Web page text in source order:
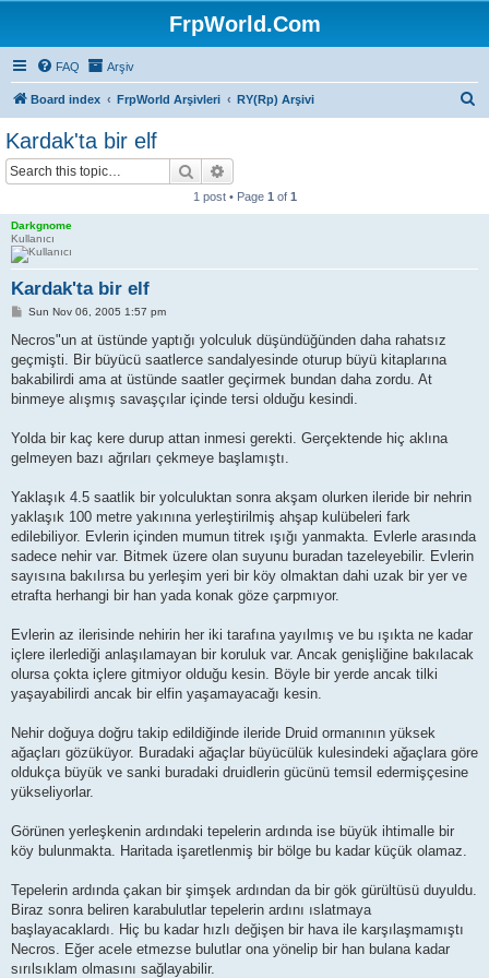
FrpWorld.Com
FAQ Arşiv
Board index FrpWorld Arşivleri RY(Rp) Arşivi
Kardak'ta bir elf
Search
1 post • Page 1 of 1
Darkgnome
Kullanıcı
Kardak'ta bir elf
P
s
Sun Nov 06, 2005 1:57 pm
Necros"un at üstünde yaptığı yolculuk düşündüğünden daha rahatsız
geçmişti. Bir büyücü saatlerce sandalyesinde oturup büyü kitaplarına
bakabilirdi ama at üstünde saatler geçirmek bundan daha zordu. At
binmeye alışmış savaşçılar içinde tersi olduğu kesindi.
Yolda bir kaç kere durup attan inmesi gerekti. Gerçektende hiç aklına
gelmeyen bazı ağrıları çekmeye başlamıştı.
Yaklaşık 4.5 saatlik bir yolculuktan sonra akşam olurken ileride bir nehrin
yaklaşık 100 metre yakınına yerleştirilmiş ahşap kulübeleri fark
edilebiliyor. Evlerin içinden mumun titrek ışığı yanmakta. Evlerle arasında
sadece nehir var. Bitmek üzere olan suyunu buradan tazeleyebilir. Evlerin
sayısına bakılırsa bu yerleşim yeri bir köy olmaktan dahi uzak bir yer ve
etrafta herhangi bir han yada konak göze çarpmıyor.
Evlerin az ilerisinde nehirin her iki tarafına yayılmış ve bu ışıkta ne kadar
içlere ilerlediği anlaşılamayan bir koruluk var. Ancak genişliğine bakılacak
olursa çokta içlere gitmiyor olduğu kesin. Böyle bir yerde ancak tilki
yaşayabilirdi ancak bir elfin yaşamayacağı kesin.
Nehir doğuya doğru takip edildiğinde ileride Druid ormanının yüksek
ağaçları gözüküyor. Buradaki ağaçlar büyücülük kulesindeki ağaçlara göre
oldukça büyük ve sanki buradaki druidlerin gücünü temsil edermişçesine
yükseliyorlar.
Görünen yerleşkenin ardındaki tepelerin ardında ise büyük ihtimalle bir
köy bulunmakta. Haritada işaretlenmiş bir bölge bu kadar küçük olamaz.
Tepelerin ardında çakan bir şimşek ardından da bir gök gürültüsü duyuldu.
Biraz sonra beliren karabulutlar tepelerin ardını ıslatmaya
başlayacaklardı. Hiç bu kadar hızlı değişen bir hava ile karşılaşmamıştı
Necros. Eğer acele etmezse bulutlar ona yönelip bir han bulana kadar
sırılsıklam olmasını sağlayabilir.